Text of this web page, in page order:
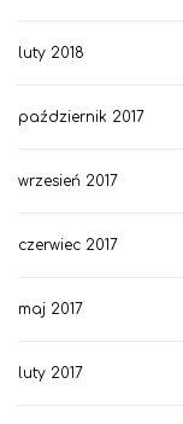
luty 2018
październik 2017
wrzesień 2017
czerwiec 2017
maj 2017
luty 2017